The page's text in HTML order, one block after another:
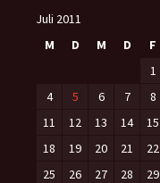
Juli 2011
M
D M D F
1
4
5 6 7 8
11
12 13 14 15
18
19 20 21 22
25
26 27 28 29